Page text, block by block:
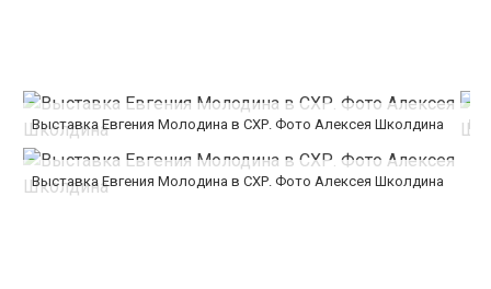
Выставка Евгения Молодина в СХР. Фото Алексея Школдина
Выставка Евгения Молодина в СХР. Фото Алексея Школдина